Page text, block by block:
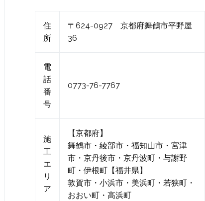
住
所
〒624-0927 京都府舞鶴市平野屋
36
電
話
番
号
0773-76-7767
施
工
エ
リ
ア
【京都府】
舞鶴市・綾部市・福知山市・宮津
市・京丹後市・京丹波町・与謝野
町・伊根町【福井県】
敦賀市・小浜市・美浜町・若狭町・
おおい町・高浜町